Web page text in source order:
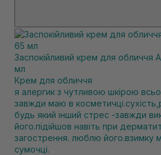
Заспокійливий крем для обличчя
мл
Крем для обличчя
я алергик з чутливою шкірою
завжди маю в
будь який інший стрес -завжди
його.підійшов навіть при
загострення. люблю його.взимку
сумочці.